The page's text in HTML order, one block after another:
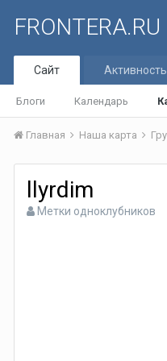
FRONTERA.RU
Сайт
Блоги Календарь
Активность
Главная Наша карта
llyrdim
Метки одноклубников